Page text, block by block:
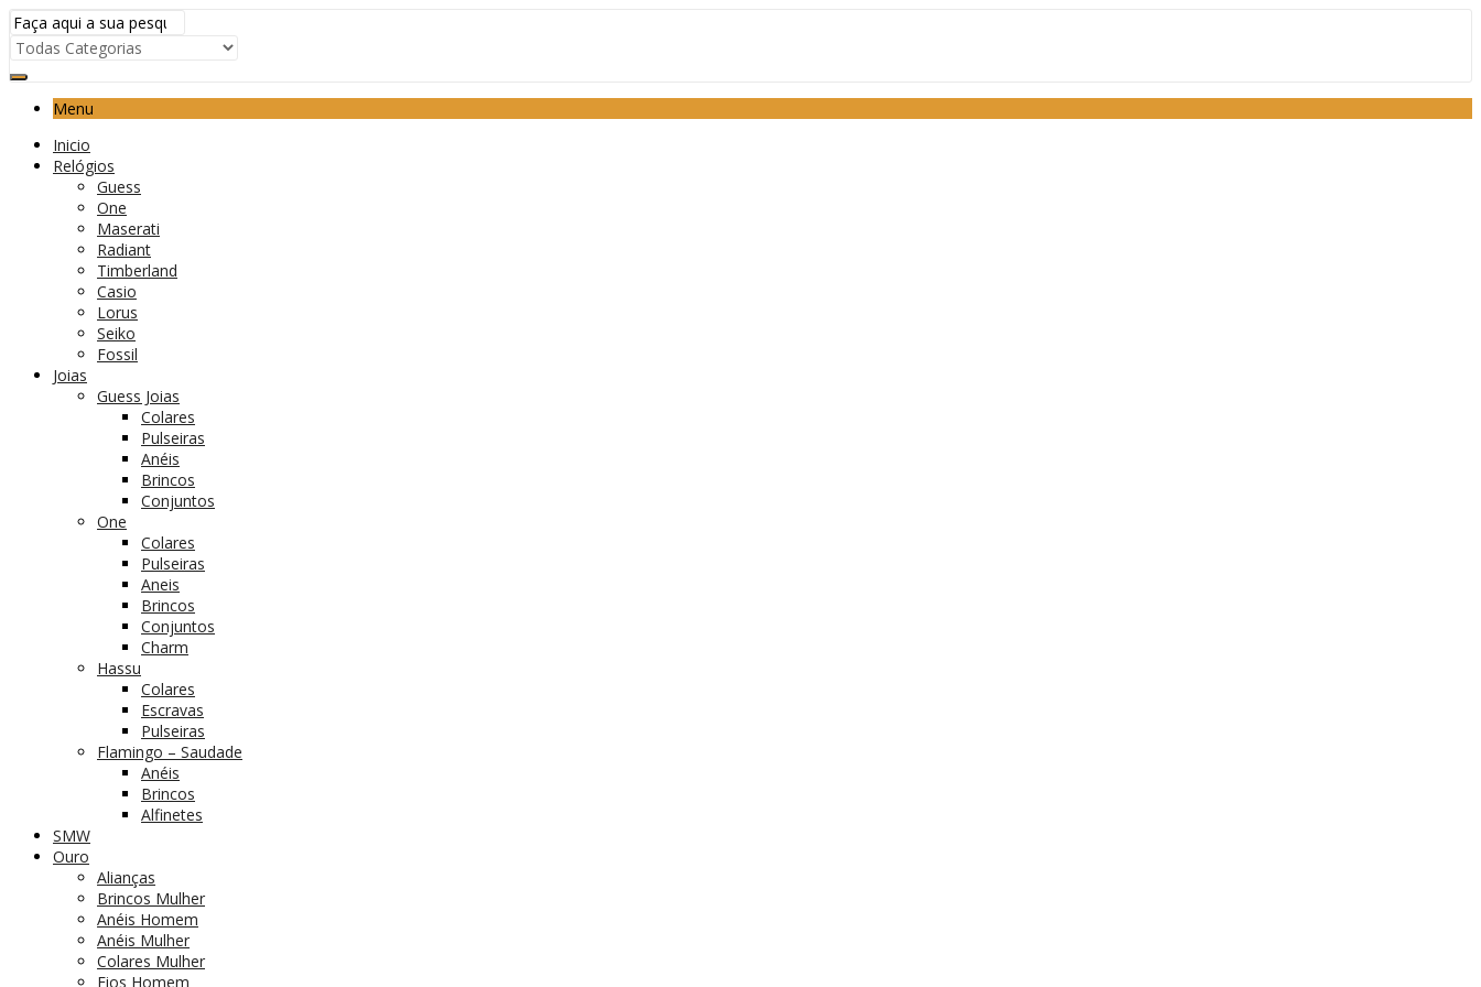
Menu
Inicio
Relógios
Guess
One
Maserati
Radiant
Timberland
Casio
Lorus
Seiko
Fossil
Joias
Guess Joias
Colares
Pulseiras
Anéis
Brincos
Conjuntos
One
Colares
Pulseiras
Aneis
Brincos
Conjuntos
Charm
Hassu
Colares
Escravas
Pulseiras
Flamingo – Saudade
Anéis
Brincos
Alfinetes
SMW
Ouro
Alianças
Brincos Mulher
Anéis Homem
Anéis Mulher
Colares Mulher
Fios Homem